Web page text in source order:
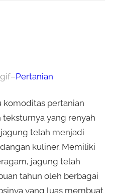
–Pertanian
komoditas pertanian
yang renyah
telah menjadi
kuliner. Memiliki
jagung telah
tahun oleh berbagai
yang luas membuat